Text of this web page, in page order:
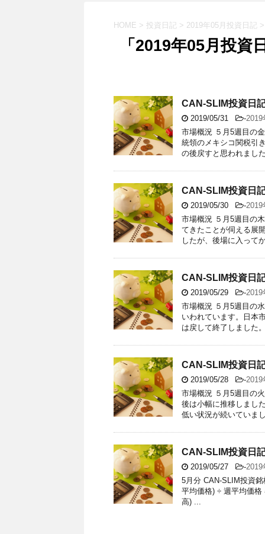
HOME > 投資日記 > 2019年05月投資日記 >
「2019年05月投資
CAN-SLIM投資日
2019/05/31 -2019
市場概況 ５月5週目の
統領のメキシコ関税引
の後戻すと思われまし
CAN-SLIM投資日
2019/05/30 -2019
市場概況 ５月5週目の
てきたことが伺える展
したが、後場に入って
CAN-SLIM投資日
2019/05/29 -2019
市場概況 ５月5週目の
いわれています。日本
は戻して終了しました
CAN-SLIM投資日
2019/05/28 -2019
市場概況 ５月5週目の
後は小幅に推移しまし
低い状況が続いていま
CAN-SLIM投資日
2019/05/27 -2019
5月分 CAN-SLIM投資
平均価格) ÷ 週平均価
高) ...